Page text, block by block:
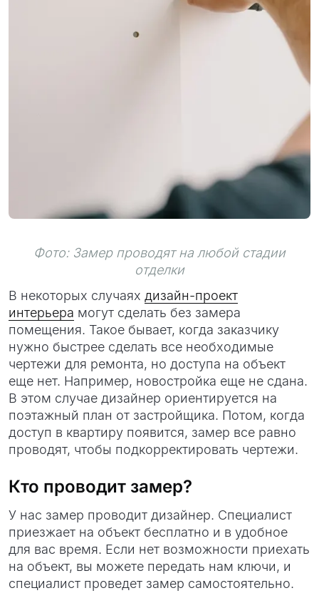
Фото: Замер проводят на любой стадии
отделки
В некоторых случаях дизайн-проект
интерьера могут сделать без замера
помещения. Такое бывает, когда заказчику
нужно быстрее сделать все необходимые
чертежи для ремонта, но доступа на объект
еще нет. Например, новостройка еще не сдана.
В этом случае дизайнер ориентируется на
поэтажный план от застройщика. Потом, когда
доступ в квартиру появится, замер все равно
проводят, чтобы подкорректировать чертежи.
Кто проводит замер?
У нас замер проводит дизайнер. Специалист
приезжает на объект бесплатно и в удобное
для вас время. Если нет возможности приехать
на объект, вы можете передать нам ключи, и
специалист проведет замер самостоятельно.